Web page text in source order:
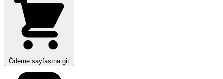
Ödeme sayfasına git